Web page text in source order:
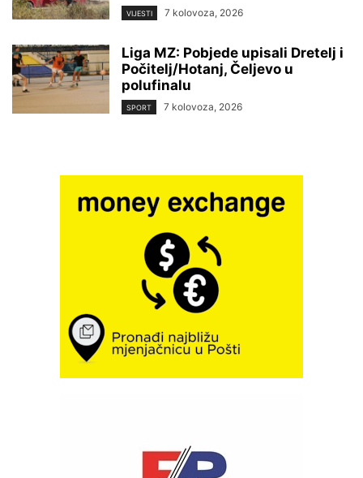
VIJESTI 7 kolovoza, 2026
Liga MZ: Pobjede upisali Dretelj i
Počitelj/Hotanj, Čeljevo u
polufinalu
SPORT 7 kolovoza, 2026